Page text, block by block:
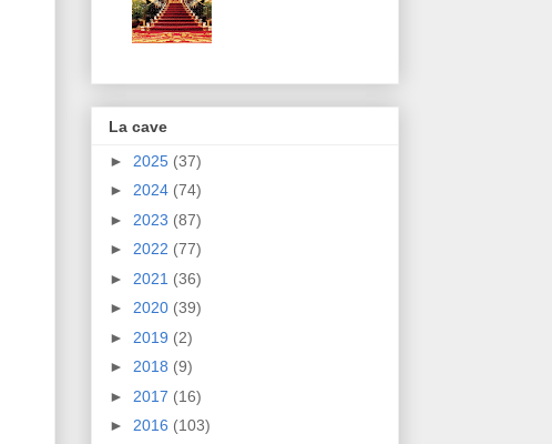
La cave
► 2025 (37)
► 2024 (74)
► 2023 (87)
► 2022 (77)
► 2021 (36)
► 2020 (39)
► 2019 (2)
► 2018 (9)
► 2017 (16)
► 2016 (103)